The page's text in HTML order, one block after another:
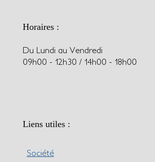
Horaires :
Du Lundi au Vendredi
09h00 - 12h30 / 14h00 - 18h00
Liens utiles :
Société